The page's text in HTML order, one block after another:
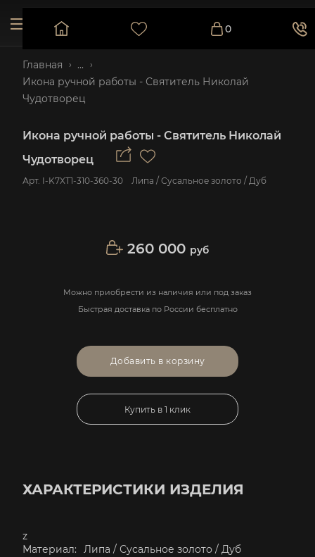
0
Главная
...
Икона ручной работы - Святитель Николай
Чудотворец
Икона ручной работы - Святитель Николай
Чудотворец
Арт. I-K7XT1-310-360-30 Липа / Сусальное золото / Дуб
260 000 руб
Можно приобрести из наличия или под заказ
Быстрая доставка по России бесплатно
Добавить в корзину
Купить в 1 клик
ХАРАКТЕРИСТИКИ ИЗДЕЛИЯ
z
Материал:
Липа / Сусальное золото / Дуб